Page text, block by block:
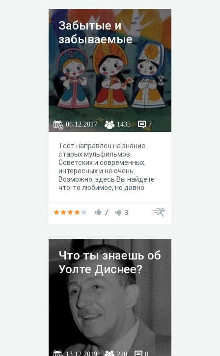
Забытые и
забываемые
06.12.2017 1435 7
Тест направлен на знание
старых мульфильмов.
Советских и современных,
интересных и не очень.
Возможно, здесь Вы найдете
что-то любимое, но давно
7
3
Что ты знаешь об
Уолте Диснее?
13.12.2019 220 0